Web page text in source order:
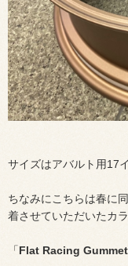
サイズはアバルト用17
ちなみにこちらは春に
着させていただいたカ
「Flat Racing